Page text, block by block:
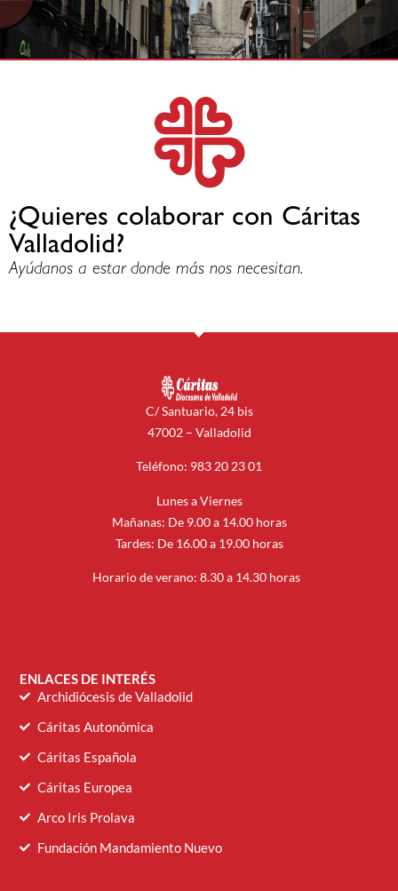
¿Quieres colaborar con Cáritas
Valladolid?
Ayúdanos a estar donde más nos necesitan.
C/ Santuario, 24 bis
47002 – Valladolid
Teléfono: 983 20 23 01
Lunes a Viernes
Mañanas: De 9.00 a 14.00 horas
Tardes: De 16.00 a 19.00 horas
Horario de verano: 8.30 a 14.30 horas
ENLACES DE INTERÉS
Archidiócesis de Valladolid
Cáritas Autonómica
Cáritas Española
Cáritas Europea
Arco Iris Prolava
Fundación Mandamiento Nuevo